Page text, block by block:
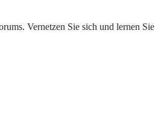
Vernetzen Sie sich und lernen Sie